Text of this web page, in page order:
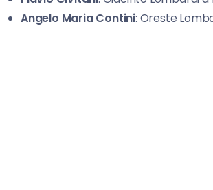
Angelo Maria Contini: Oreste